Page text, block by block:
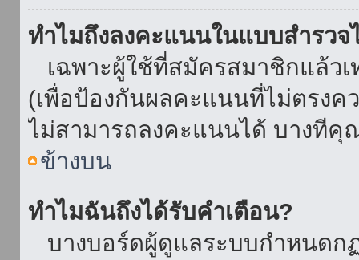
ทำไมถึงลงคะแนนในแบบสำรวจ
เฉพาะผู้ใช้ที่สมัครสมาชิกแล้ว
(เพื่อป้องกันผลคะแนนที่ไม่ตรง
ไม่สามารถลงคะแนนได้ บางที
ข้างบน
ทำไมฉันถึงได้รับคำเตือน?
บางบอร์ดผู้ดูแลระบบกำหนดก